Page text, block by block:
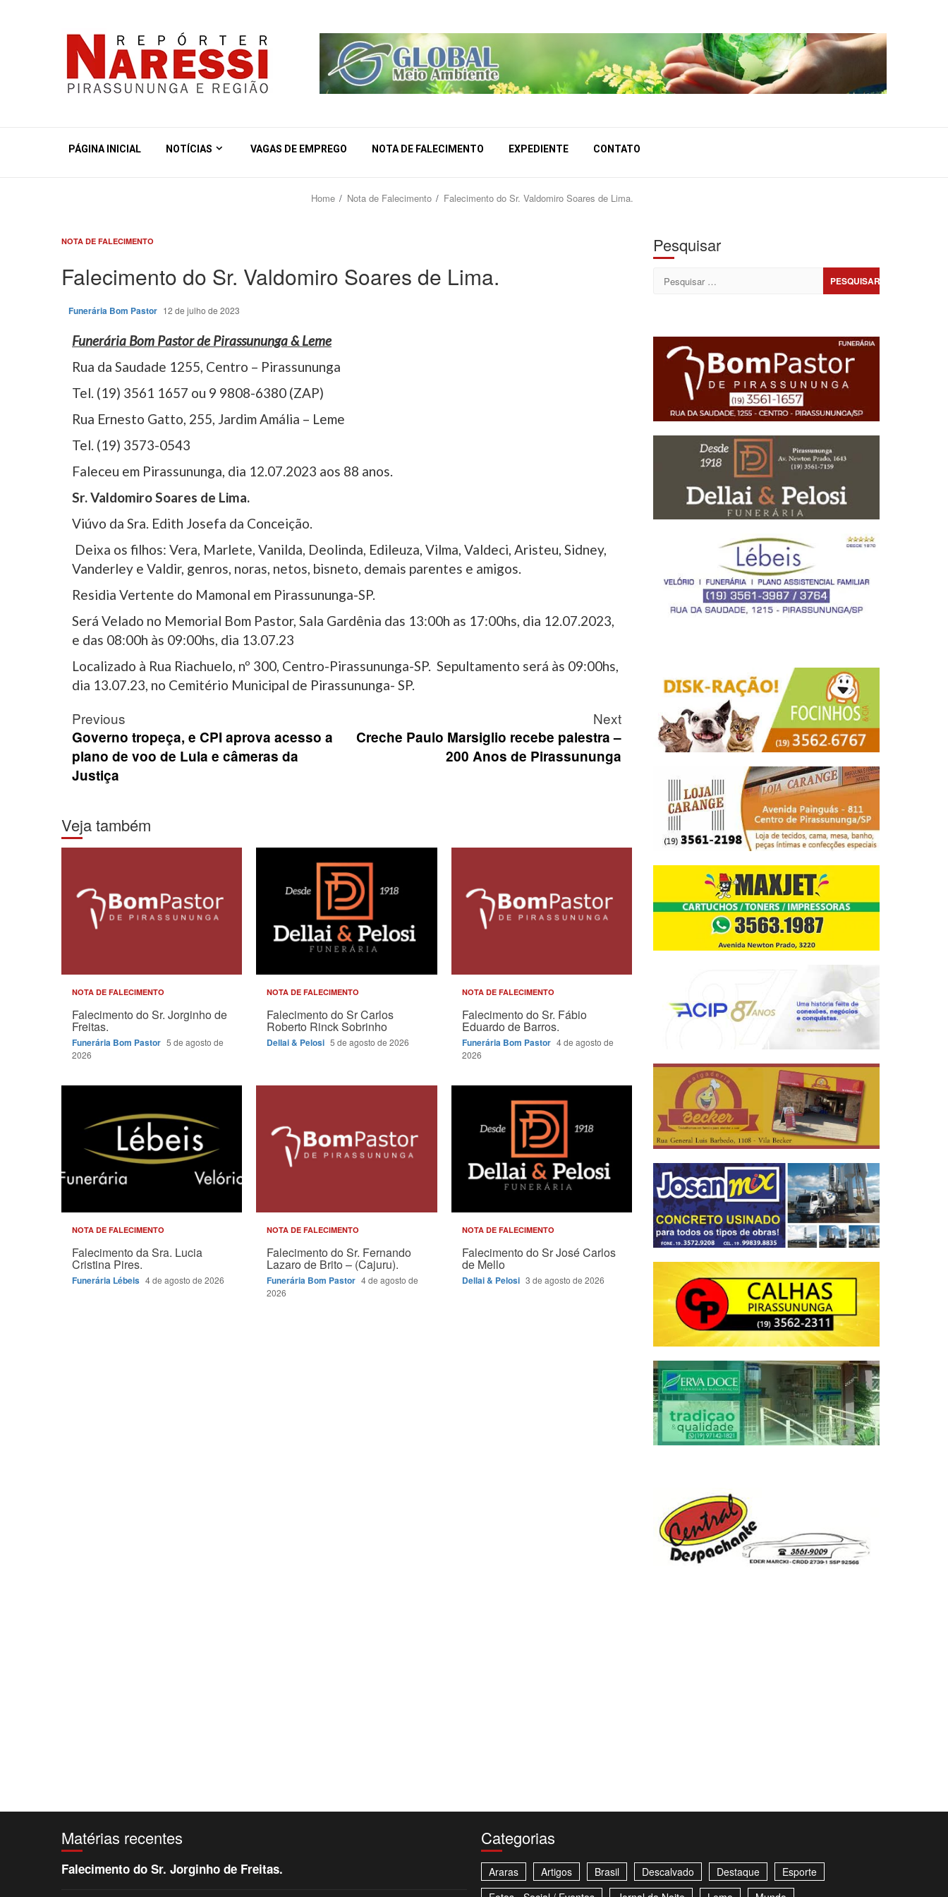
PÁGINA INICIAL NOTÍCIAS VAGAS DE EMPREGO NOTA DE FALECIMENTO EXPEDIENTE CONTATO
Home Nota de Falecimento Falecimento do Sr. Valdomiro Soares de Lima.
NOTA DE FALECIMENTO
Falecimento do Sr. Valdomiro Soares de Lima.
Funerária Bom Pastor 12 de julho de 2023
Funerária Bom Pastor de Pirassununga & Leme
Rua da Saudade 1255, Centro – Pirassununga
Tel. (19) 3561 1657 ou 9 9808-6380 (ZAP)
Rua Ernesto Gatto, 255, Jardim Amália – Leme
Tel. (19) 3573-0543
Faleceu em Pirassununga, dia 12.07.2023 aos 88 anos.
Sr. Valdomiro Soares de Lima.
Viúvo da Sra. Edith Josefa da Conceição.
Deixa os filhos: Vera, Marlete, Vanilda, Deolinda, Edileuza, Vilma, Valdeci, Aristeu, Sidney,
Vanderley e Valdir, genros, noras, netos, bisneto, demais parentes e amigos.
Residia Vertente do Mamonal em Pirassununga-SP.
Será Velado no Memorial Bom Pastor, Sala Gardênia das 13:00h as 17:00hs, dia 12.07.2023,
e das 08:00h às 09:00hs, dia 13.07.23
Localizado à Rua Riachuelo, nº 300, Centro-Pirassununga-SP. Sepultamento será às 09:00hs,
dia 13.07.23, no Cemitério Municipal de Pirassununga- SP.
Post
navigation
Previous
Governo tropeça, e CPI aprova acesso a
plano de voo de Lula e câmeras da
Justiça
Next
Creche Paulo Marsiglio recebe palestra –
200 Anos de Pirassununga
Veja também
NOTA DE FALECIMENTO
Falecimento do Sr. Jorginho de
Freitas.
Funerária Bom Pastor 5 de agosto de
2026
NOTA DE FALECIMENTO
Falecimento do Sr Carlos
Roberto Rinck Sobrinho
Dellai & Pelosi 5 de agosto de 2026
NOTA DE FALECIMENTO
Falecimento do Sr. Fábio
Eduardo de Barros.
Funerária Bom Pastor 4 de agosto de
2026
NOTA DE FALECIMENTO
Falecimento da Sra. Lucia
Cristina Pires.
Funerária Lébeis 4 de agosto de 2026
NOTA DE FALECIMENTO
Falecimento do Sr. Fernando
Lazaro de Brito – (Cajuru).
Funerária Bom Pastor 4 de agosto de
2026
NOTA DE FALECIMENTO
Falecimento do Sr José Carlos
de Mello
Dellai & Pelosi 3 de agosto de 2026
Pesquisar
Pesquisar
Matérias recentes
Falecimento do Sr. Jorginho de Freitas.
Categorias
Araras Artigos Brasil Descalvado Destaque
Esporte